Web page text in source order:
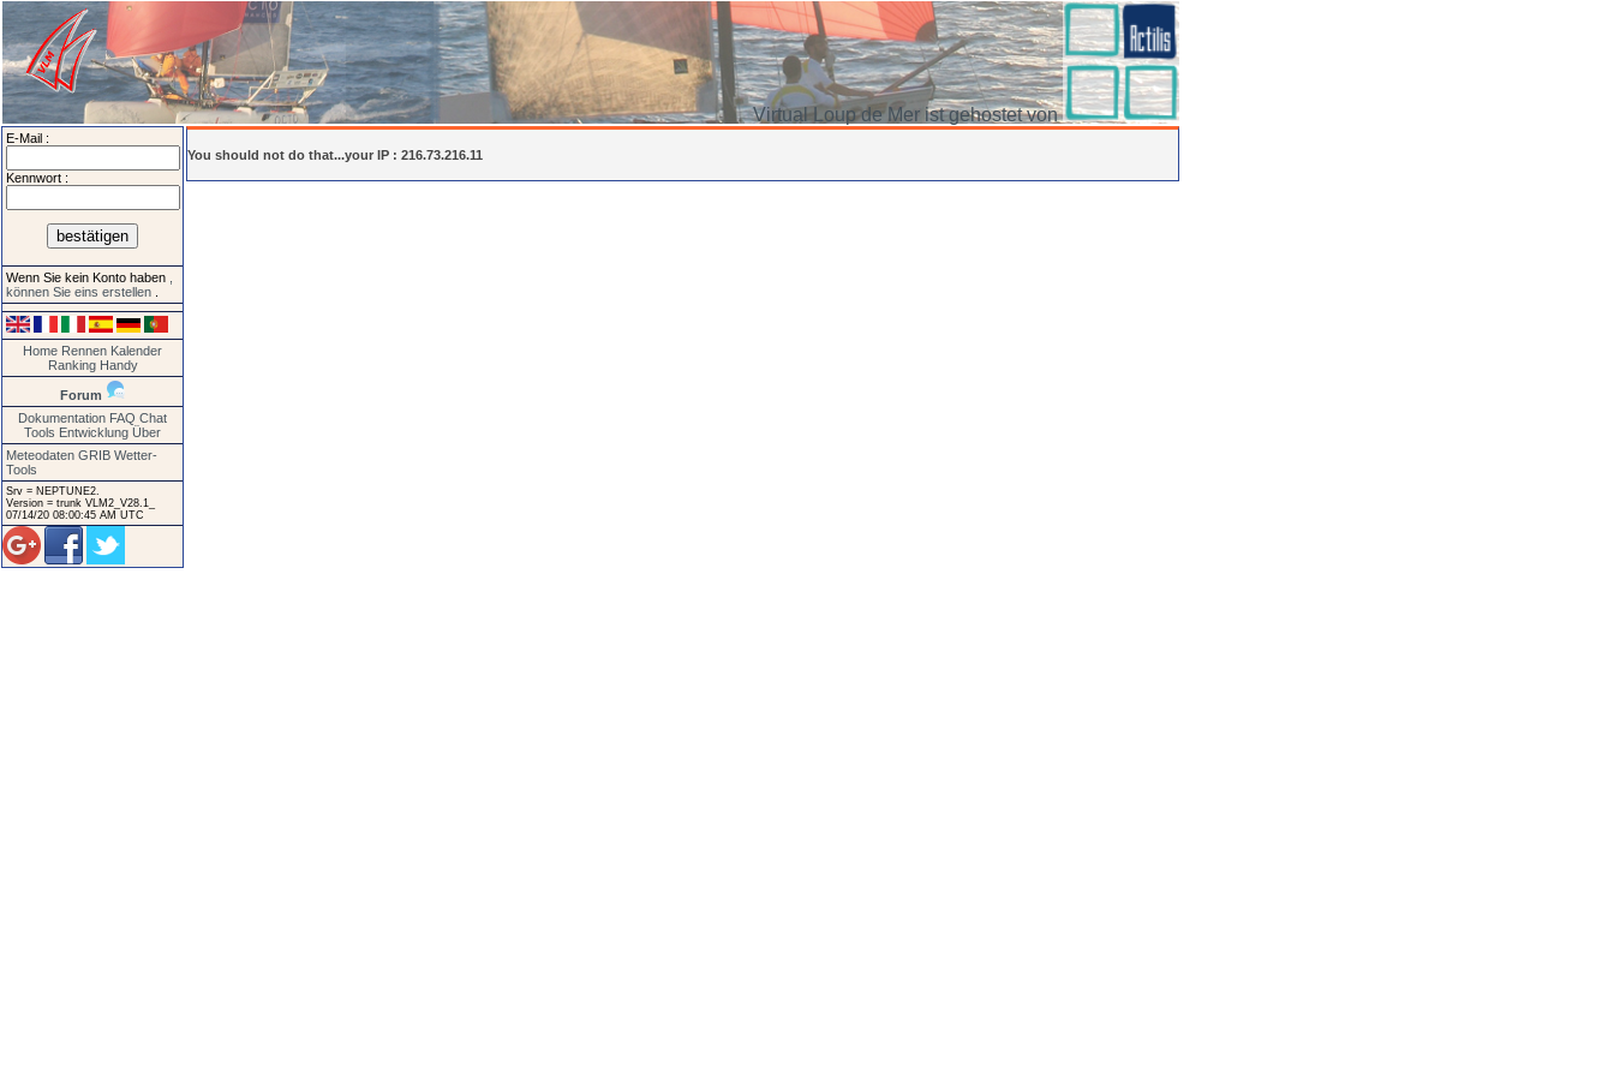
Virtual Loup de Mer ist gehostet von
E-Mail :
Kennwort :
Wenn Sie kein Konto haben
können Sie eins erstellen
Home Rennen Kalender
Ranking Handy
Forum
Dokumentation FAQ Chat
Tools Entwicklung Über
Meteodaten GRIB Wetter-
Tools
Srv = NEPTUNE2.
Version = trunk VLM2_V28.1_
07/14/20 08:00:45 AM UTC
You should not do that...your IP : 216.73.216.11